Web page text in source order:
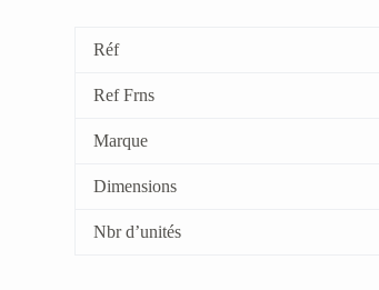
Réf
Ref Frns
Marque
Dimensions
Nbr d’unités